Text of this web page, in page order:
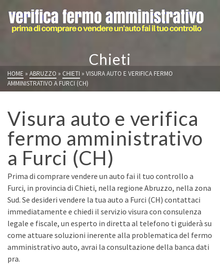
Chieti
HOME » ABRUZZO » CHIETI » VISURA AUTO E VERIFICA FERMO
AMMINISTRATIVO A FURCI (CH)
Visura auto e verifica
fermo amministrativo
a Furci (CH)
Prima di comprare vendere un auto fai il tuo controllo a
Furci, in provincia di Chieti, nella regione Abruzzo, nella zona
Sud. Se desideri vendere la tua auto a Furci (CH) contattaci
immediatamente e chiedi il servizio visura con consulenza
legale e fiscale, un esperto in diretta al telefono ti guiderà su
come attuare soluzioni inerente alla problematica del fermo
amministrativo auto, avrai la consultazione della banca dati
pra.